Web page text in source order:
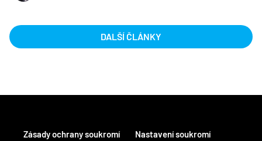
DALŠÍ ČLÁNKY
Zásady ochrany soukromí Nastavení soukromí